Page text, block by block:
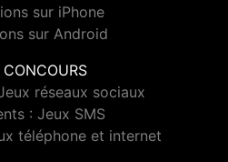
sur iPhone
sur Android
réseaux sociaux
: Jeux SMS
téléphone et internet